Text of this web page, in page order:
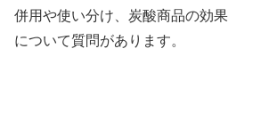
併用や使い分け、炭酸商品の効果
について質問があります。